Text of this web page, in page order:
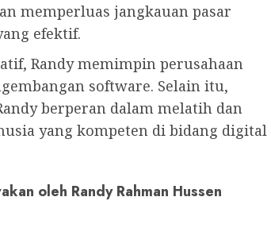
memperluas jangkauan pasar
efektif.
Randy memimpin perusahaan
software. Selain itu,
berperan dalam melatih dan
yang kompeten di bidang digital
oleh Randy Rahman Hussen